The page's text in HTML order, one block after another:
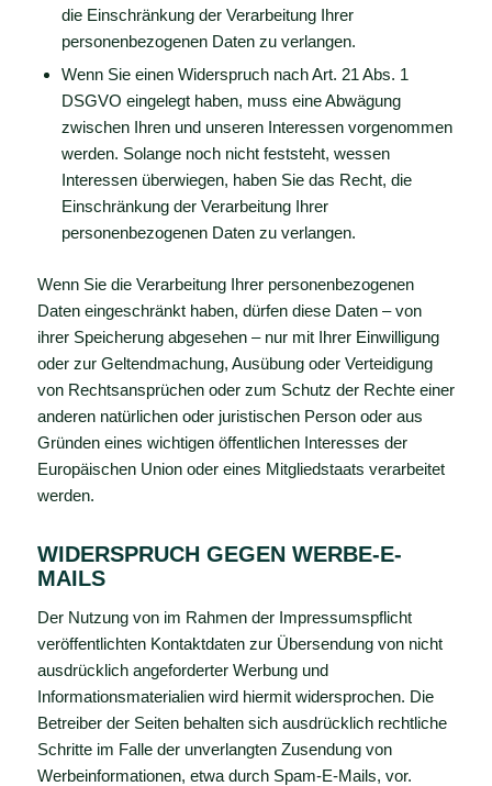
die Einschränkung der Verarbeitung Ihrer
personenbezogenen Daten zu verlangen.
Wenn Sie einen Widerspruch nach Art. 21 Abs. 1
DSGVO eingelegt haben, muss eine Abwägung
zwischen Ihren und unseren Interessen vorgenommen
werden. Solange noch nicht feststeht, wessen
Interessen überwiegen, haben Sie das Recht, die
Einschränkung der Verarbeitung Ihrer
personenbezogenen Daten zu verlangen.
Wenn Sie die Verarbeitung Ihrer personenbezogenen
Daten eingeschränkt haben, dürfen diese Daten – von
ihrer Speicherung abgesehen – nur mit Ihrer Einwilligung
oder zur Geltendmachung, Ausübung oder Verteidigung
von Rechtsansprüchen oder zum Schutz der Rechte einer
anderen natürlichen oder juristischen Person oder aus
Gründen eines wichtigen öffentlichen Interesses der
Europäischen Union oder eines Mitgliedstaats verarbeitet
werden.
WIDERSPRUCH GEGEN WERBE-E-
MAILS
Der Nutzung von im Rahmen der Impressumspflicht
veröffentlichten Kontaktdaten zur Übersendung von nicht
ausdrücklich angeforderter Werbung und
Informationsmaterialien wird hiermit widersprochen. Die
Betreiber der Seiten behalten sich ausdrücklich rechtliche
Schritte im Falle der unverlangten Zusendung von
Werbeinformationen, etwa durch Spam-E-Mails, vor.